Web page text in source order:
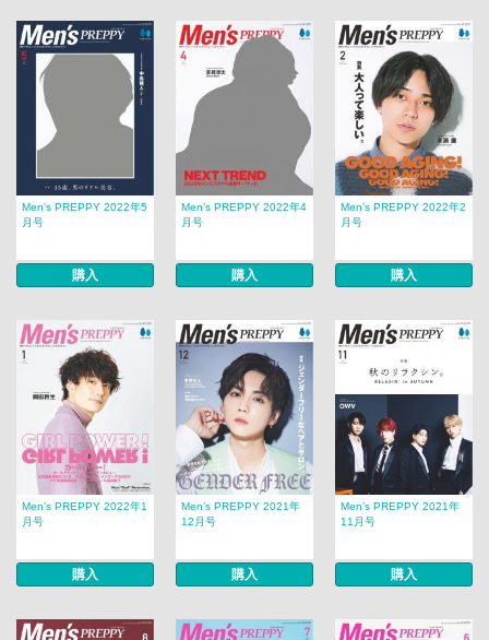
Men’s PREPPY 2022年5
月号
購入
Men’s PREPPY 2022年4
月号
購入
Men’s PREPPY 2022年2
月号
購入
Men’s PREPPY 2022年1
月号
購入
Men’s PREPPY 2021年
12月号
購入
Men’s PREPPY 2021年
11月号
購入